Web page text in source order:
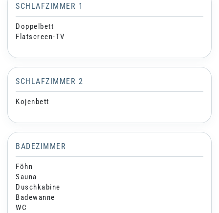
SCHLAFZIMMER 1
Doppelbett
Flatscreen-TV
SCHLAFZIMMER 2
Kojenbett
BADEZIMMER
Föhn
Sauna
Duschkabine
Badewanne
WC